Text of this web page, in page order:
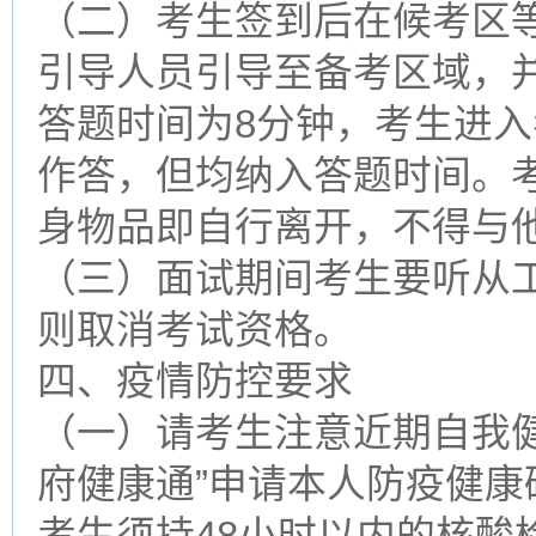
（二）考生签到后在候考
引导人员引导至备考区域，
答题时间为8分钟，考生进
作答，但均纳入答题时间。
身物品即自行离开，不得与
（三）面试期间考生要听
则取消考试资格。
四、疫情防控要求
（一）请考生注意近期自
府健康通”申请本人防疫健